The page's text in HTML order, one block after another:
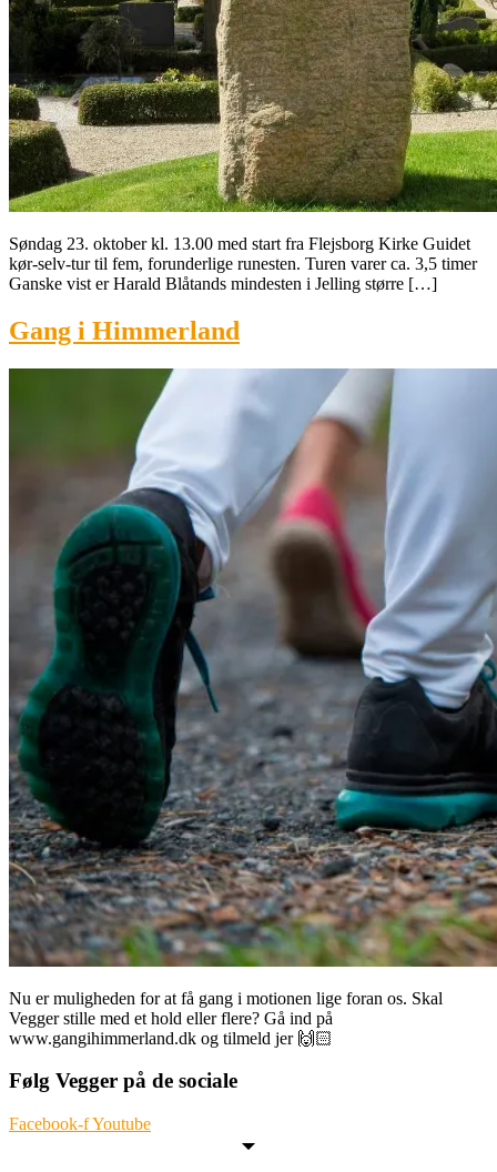
Søndag 23. oktober kl. 13.00 med start fra Flejsborg Kirke Guidet
kør-selv-tur til fem, forunderlige runesten. Turen varer ca. 3,5 timer
Ganske vist er Harald Blåtands mindesten i Jelling større […]
Gang i Himmerland
Nu er muligheden for at få gang i motionen lige foran os. Skal
Vegger stille med et hold eller flere? Gå ind på
www.gangihimmerland.dk og tilmeld jer 🙌🏻
Følg Vegger på de sociale
Facebook-fYoutube